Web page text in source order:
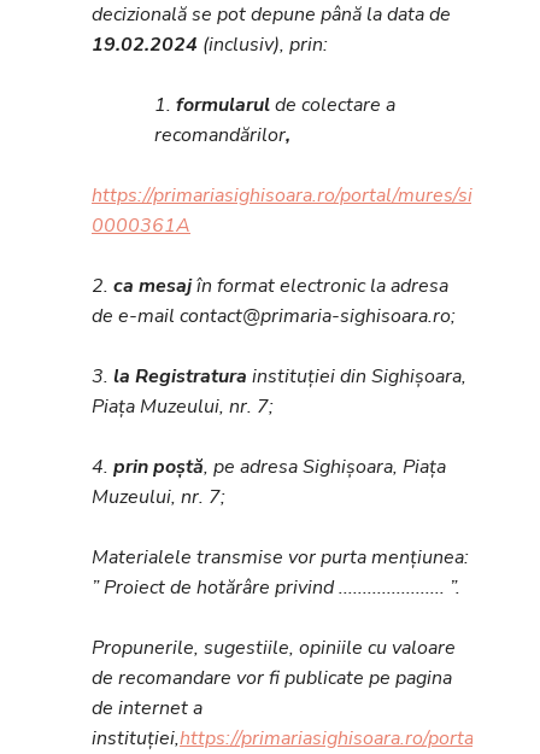
decizională se pot depune până la data de
19.02.2024 (inclusiv), prin:
1. formularulde colectare a
recomandărilor,
https://primariasighisoara.ro/portal/mures/
0000361A
2. ca mesajîn format electronic la adresa
de e-mail contact@primaria-sighisoara.ro;
3. la Registratura instituției din Sighișoara,
Piața Muzeului, nr. 7;
4. prin poștă, pe adresa Sighișoara, Piața
Muzeului, nr. 7;
Materialele transmise vor purta mențiunea:
” Proiect de hotărâre privind ...................... ”.
Propunerile, sugestiile, opiniile cu valoare
de recomandare vor fi publicate pe pagina
de internet a
instituției,https://primariasighisoara.ro/portal/